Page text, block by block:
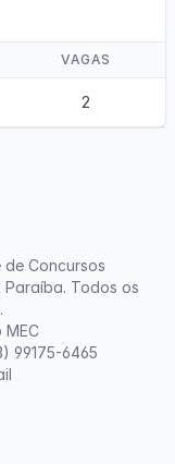
VAGAS
2
MEC
99175-6465
de Concursos
Paraíba. Todos os